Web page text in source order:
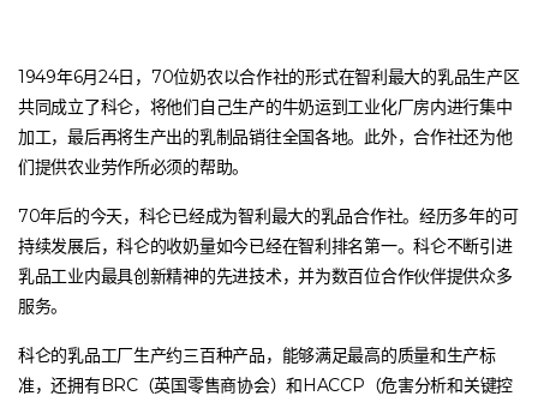
1949年6月24日，70位奶农以合作社的形式在智利最大的乳品生产区
共同成立了科仑，将他们自己生产的牛奶运到工业化厂房内进行集中
加工，最后再将生产出的乳制品销往全国各地。此外，合作社还为他
们提供农业劳作所必须的帮助。
70年后的今天，科仑已经成为智利最大的乳品合作社。经历多年的可
持续发展后，科仑的收奶量如今已经在智利排名第一。科仑不断引进
乳品工业内最具创新精神的先进技术，并为数百位合作伙伴提供众多
服务。
科仑的乳品工厂生产约三百种产品，能够满足最高的质量和生产标
准，还拥有BRC（英国零售商协会）和HACCP（危害分析和关键控